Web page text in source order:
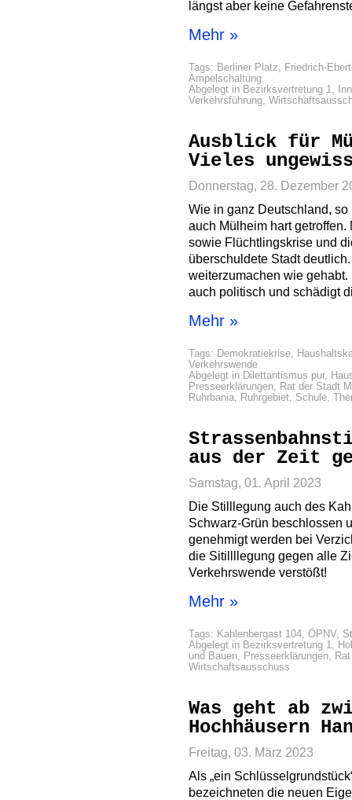
längst aber keine
Mehr »
Tags: Berliner Platz, Friedrich-
Ampelschaltung
Abgelegt in Bezirksvertretung 1,
Verkehrsführung,
Ausblick für
Vieles
Donnerstag, 28. Dezember
Wie in ganz Deutschland,
auch Mülheim hart
sowie Flüchtlingskrise und
überschuldete Stadt
weiterzumachen wie
auch politisch und schädigt
Mehr »
Tags: Demokratiekrise,
Verkehrswende
Abgelegt in Dilettantismus pur,
Presseerklärungen, Rat der Stadt
Ruhrbania, Ruhrgebiet, Schule,
aus der Zeit
Samstag, 01. April 2023
Die Stilllegung auch des
Schwarz-Grün beschlossen
genehmigt werden bei
die Sitillllegung gegen alle
Verkehrswende verstößt!
Mehr »
Tags: Kahlenbergast 104, ÖPNV,
Abgelegt in Bezirksvertretung 1,
und Bauen, Presseerklärungen,
Wirtschaftsausschuss
Was geht ab
Hochhäusern
Freitag, 03. März 2023
Als „ein
bezeichneten die neuen